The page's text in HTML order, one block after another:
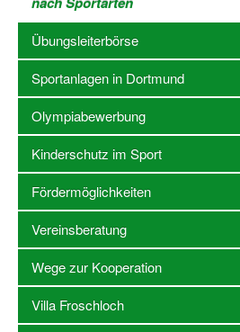
Stellenangebote SSB Dortmund
Vereine
Übungsleiterbörse
Sportanlagen in Dortmund
Olympiabewerbung
Kinderschutz im Sport
Fördermöglichkeiten
Vereinsberatung
Übungsleiterbörse
Sportanlagen in Dortmund
Olympiabewerbung
Kinderschutz im Sport
Fördermöglichkeiten
Vereinsberatung
Wege zur Kooperation
Villa Froschloch